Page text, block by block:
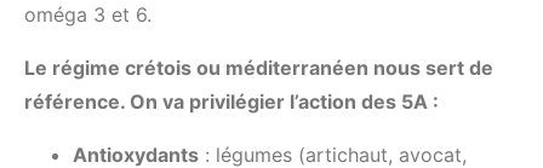
oméga 3 et 6.
Le régime crétois ou méditerranéen nous sert de
référence. On va privilégier l’action des 5A :
Antioxydants : légumes (artichaut, avocat,